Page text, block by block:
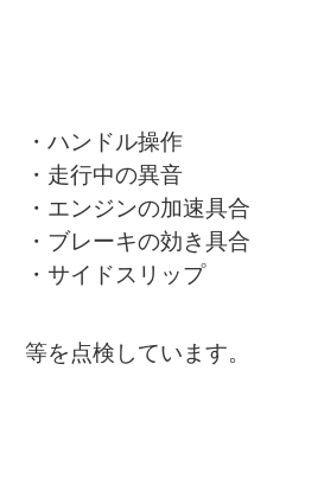
・ハンドル操作
・走行中の異音
・エンジンの加速具合
・ブレーキの効き具合
・サイドスリップ
等を点検しています。